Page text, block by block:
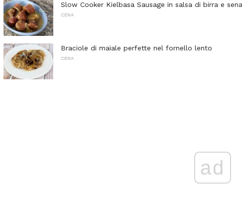
Slow Cooker Kielbasa Sausage in salsa di birra e
CENA
Braciole di maiale perfette nel fornello lento
CENA
ad